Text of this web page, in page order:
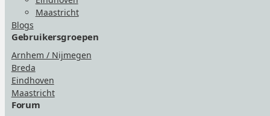
Maastricht
Blogs
Gebruikersgroepen
Arnhem / Nijmegen
Breda
Eindhoven
Maastricht
Forum